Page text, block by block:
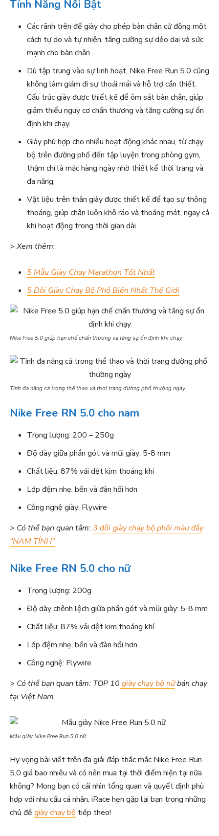
Tính Năng Nổi Bật
Các rãnh trên đế giày cho phép bàn chân cử động một
cách tự do và tự nhiên, tăng cường sự dẻo dai và sức
mạnh cho bàn chân.
Dù tập trung vào sự linh hoạt, Nike Free Run 5.0 cũng
không làm giảm đi sự thoải mái và hỗ trợ cần thiết.
Cấu trúc giày được thiết kế để ôm sát bàn chân, giúp
giảm thiểu nguy cơ chấn thương và tăng cường sự ổn
định khi chạy.
Giày phù hợp cho nhiều hoạt động khác nhau, từ chạy
bộ trên đường phố đến tập luyện trong phòng gym,
thậm chí là mặc hàng ngày nhờ thiết kế thời trang và
đa năng.
Vật liệu trên thân giày được thiết kế để tạo sự thông
thoáng, giúp chân luôn khô ráo và thoáng mát, ngay cả
khi hoạt động trong thời gian dài.
> Xem thêm:
5 Mẫu Giày Chạy Marathon Tốt Nhất
5 Đôi Giày Chạy Bộ Phổ Biến Nhất Thế Giới
Nike Free 5.0 giúp hạn chế chấn thương và tăng sự ổn định khi chạy
Tính đa năng cả trong thể thao và thời trang đường phố thường ngày
Nike Free RN 5.0 cho nam
Trọng lượng: 200 – 250g
Độ dày giữa phần gót và mũi giày: 5-8 mm
Chất liệu: 87% vải dệt kim thoáng khí
Lớp đệm nhẹ, bền và đàn hồi hơn
Công nghệ giày: Flywire
> Có thể bạn quan tâm:3 đôi giày chạy bộ phối màu đầy
“NAM TÍNH”
Nike Free RN 5.0 cho nữ
Trọng lượng: 200g
Độ dày chênh lệch giữa phần gót và mũi giày: 5-8 mm
Chất liệu: 87% vải dệt kim thoáng khí
Lớp đệm nhẹ, bền và đàn hồi hơn
Công nghệ: Flywire
> Có thể bạn quan tâm: TOP 10 giày chạy bộ nữbán chạy
tại Việt Nam
Mẫu giày Nike Free Run 5.0 nữ
Hy vọng bài viết trên đã giải đáp thắc mắc Nike Free Run
5.0 giá bao nhiêu và có nên mua tại thời điểm hiện tại nữa
không? Mong bạn có cái nhìn tổng quan và quyết định phù
hợp với nhu cầu cá nhân. iRace hẹn gặp lại bạn trong những
chủ đề giày chạy bộ tiếp theo!